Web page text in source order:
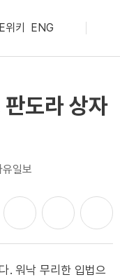
ENG
도라 상자
유일보
. 워낙 무리한 입법으